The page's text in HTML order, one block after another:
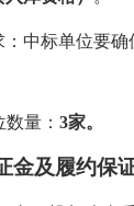
中标单位要确
量： 3家。
金及履约保